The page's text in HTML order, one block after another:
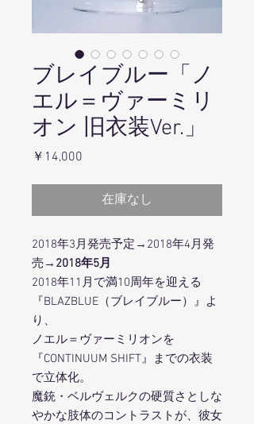
ブレイブルー「ノ
エル＝ヴァーミリ
オン 旧衣装Ver.」
￥14,000
在庫なし
2018年3月発売予定→2018年4月発
売 →2018年5月
2018年11月で満10周年を迎える
『BLAZBLUE（ブレイブルー）』よ
り、
ノエル＝ヴァーミリオンを
『CONTINUUM SHIFT』までの衣装
で立体化。
魔銃・ベルヴェルクの硬質さとしな
やかな肢体のコントラストが、彼女